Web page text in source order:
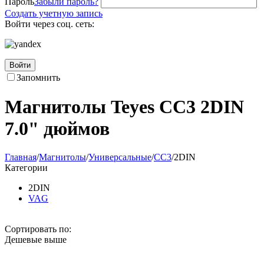
Создать учетную запись
Войти через соц. сеть:
Войти
Запомнить
Магнитолы Teyes CC3 2DIN
7.0" дюймов
Главная/Магнитолы/Универсальные/CC3/2DIN
Категории
2DIN
VAG
Сортировать по:
Дешевые выше